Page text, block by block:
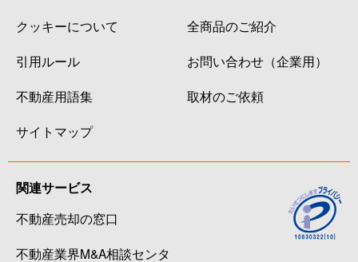
クッキーについて
引用ルール
不動産用語集
サイトマップ
全商品のご紹介
お問い合わせ（企業用）
取材のご依頼
関連サービス
不動産売却の窓口
不動産業界M&A相談センタ